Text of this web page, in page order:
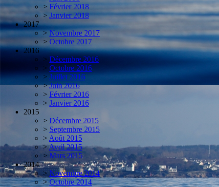
> Février 2018
> Janvier 2018
2017
> Novembre 2017
> Octobre 2017
2016
> Décembre 2016
> Octobre 2016
> Juillet 2016
> Juin 2016
> Février 2016
> Janvier 2016
2015
> Décembre 2015
> Septembre 2015
> Août 2015
>Avril 2015
> Mars 2015
2014
> Novembre 2014
> Octobre 2014